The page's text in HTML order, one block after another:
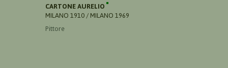
CARTONE AURELIO
MILANO 1910 / MILANO 1969
Pittore